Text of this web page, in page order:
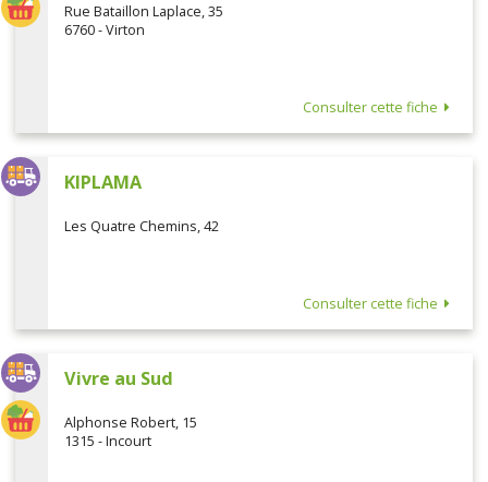
Rue Bataillon Laplace, 35
6760 - Virton
Consulter cette fiche
KIPLAMA
Les Quatre Chemins, 42
Consulter cette fiche
Vivre au Sud
Alphonse Robert, 15
1315 - Incourt